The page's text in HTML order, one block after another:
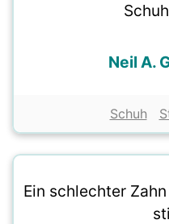
Neil A.
Schuh
Ein schlechter